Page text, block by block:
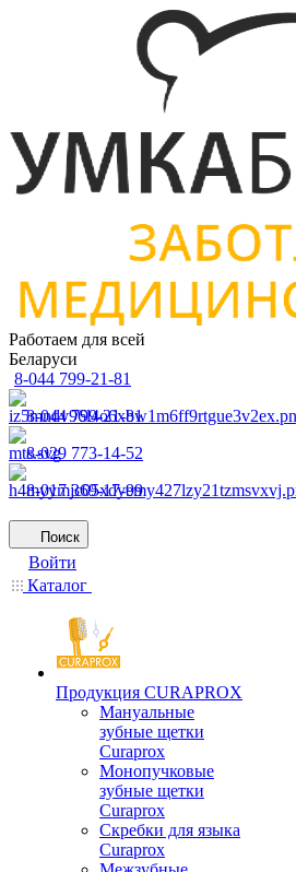
Работаем для всей
Беларуси
8-044 799-21-81
8-044 799-21-81
8-029 773-14-52
8-017 369-17-99
Поиск
Войти
Каталог
Продукция CURAPROX
Мануальные
зубные щетки
Curaprox
Монопучковые
зубные щетки
Curaprox
Скребки для языка
Curaprox